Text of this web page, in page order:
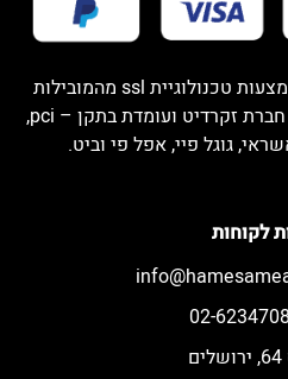
לקוחות
אתרינו מאובטח לרכישה באמצעות טכנולוגיית ssl מהמובילות
בעולם. הסליקה מתבצעת עם חברת זקרדיט ועומדת בתקן – pci,
גוגל פיי, אפל פי וביט.